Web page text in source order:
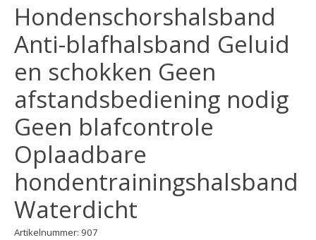
Hondenschorshalsband
Anti-blafhalsband Geluid
en schokken Geen
afstandsbediening nodig
Geen blafcontrole
Oplaadbare
hondentrainingshalsband
Waterdicht
Artikelnummer: 907